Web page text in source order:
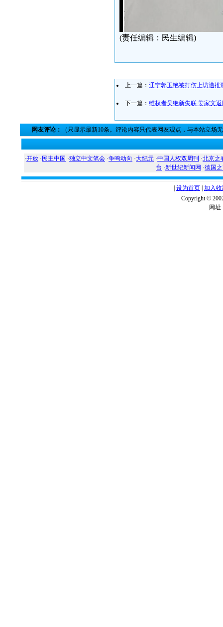
(责任编辑：民生编辑)
上一篇： 辽宁郭玉艳被打伤上访遭推
下一篇： 维权者吴继新失联 姜家文
网友评论： （只显示最新10条。评论内容只代表网友观点，与本站立场
·开放 · 民主中国 ·独立中文笔会 ·争鸣动向 ·大纪元 ·中国人权双周刊 ·北京之
台 ·新世纪新闻网 ·德国
设为首页 加入
Copyright ©
网址